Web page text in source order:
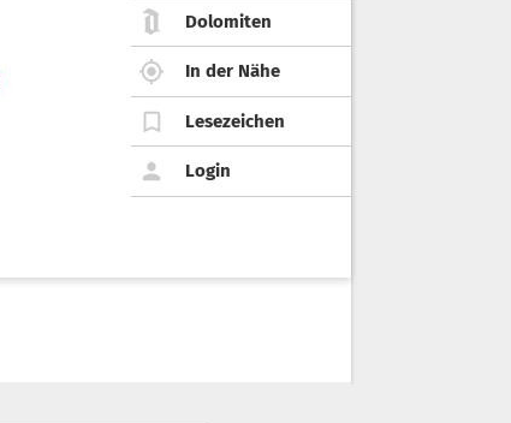
Dolomiten
In der Nähe
Lesezeichen
Login